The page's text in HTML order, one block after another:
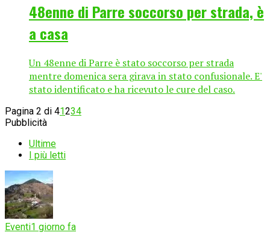
48enne di Parre soccorso per strada, è
a casa
Un 48enne di Parre è stato soccorso per strada
mentre domenica sera girava in stato confusionale. E'
stato identificato e ha ricevuto le cure del caso.
Pagina 2 di 41234
Pubblicità
Ultime
I più letti
Eventi1 giorno fa